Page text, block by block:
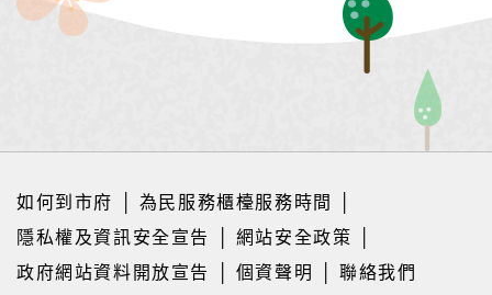
如何到市府 為民服務櫃檯服務時間
隱私權及資訊安全宣告
網站安全政策
政府網站資料開放宣告
個資聲明 │聯絡我們